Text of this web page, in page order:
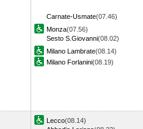
Carnate-Usmate(07.46)
Monza(07.56)
Sesto S.Giovanni(08.02)
Milano Lambrate(08.14)
Milano Forlanini(08.19)
Lecco(08.14)